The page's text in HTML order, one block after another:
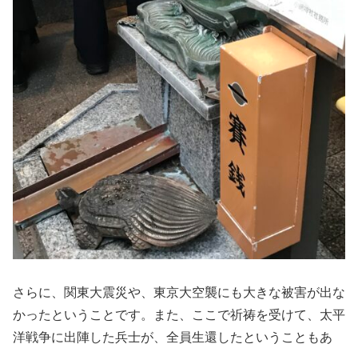
さらに、関東大震災や、東京大空襲にも大きな被害が出な
かったということです。また、ここで祈祷を受けて、太平
洋戦争に出陣した兵士が、全員生還したということもあ